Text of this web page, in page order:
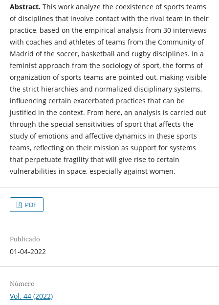
Abstract. This work analyze the coexistence of sports teams
of disciplines that involve contact with the rival team in their
practice, based on the empirical analysis from 30 interviews
with coaches and athletes of teams from the Community of
Madrid of the soccer, basketball and rugby disciplines. In a
feminist approach from the sociology of sport, the forms of
organization of sports teams are pointed out, making visible
the strict hierarchies and normalized disciplinary systems,
influencing certain exacerbated practices that can be
justified in the context. From here, an analysis is carried out
through the special sensitivities of sport that affects the
study of emotions and affective dynamics in these sports
teams, reflecting on their mission as support for systems
that perpetuate fragility that will give rise to certain
vulnerabilities in space, especially against women.
PDF
Publicado
01-04-2022
Número
Vol. 44 (2022)